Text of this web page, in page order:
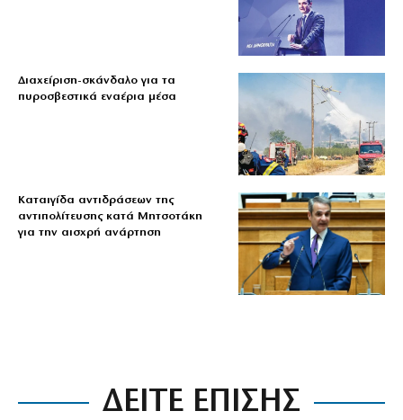
Διαχείριση-σκάνδαλο για τα
πυροσβεστικά εναέρια μέσα
Καταιγίδα αντιδράσεων της
αντιπολίτευσης κατά Μητσοτάκη
για την αισχρή ανάρτηση
ΔΕΙΤΕ ΕΠΙΣΗΣ